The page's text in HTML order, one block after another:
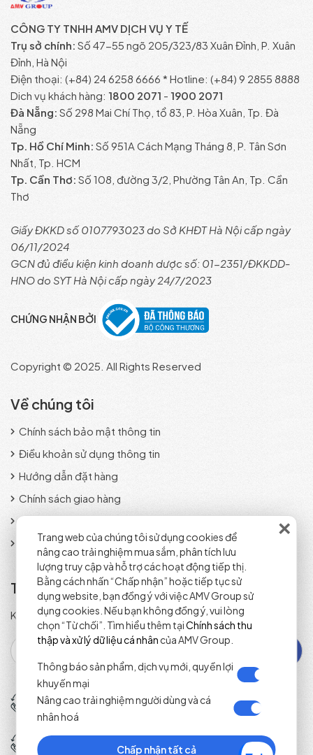
×
Trang web của chúng tôi sử dụng cookies để
nâng cao trải nghiệm mua sắm, phân tích lưu
lượng truy cập và hỗ trợ các hoạt động tiếp thị.
Bằng cách nhấn “Chấp nhận” hoặc tiếp tục sử
dụng website, bạn đồng ý với việc AMV Group sử
dụng cookies. Nếu bạn không đồng ý, vui lòng
chọn “Từ chối”. Tìm hiểu thêm tạiChính sách thu
thập và xử lý dữ liệu cá nhân của AMV Group.
Thông báo sản phẩm, dịch vụ mới, quyền lợi
khuyến mại
Nâng cao trải nghiệm người dùng và cá
nhân hoá
Chấp nhận tất cả
CÔNG TY TNHH AMV DỊCH VỤ Y TẾ
Trụ sở chính: Số 47-55 ngõ 205/323/83 Xuân Đỉnh, P. Xuân
Đỉnh, Hà Nội
Điện thoại: (+84) 24 6258 6666 * Hotline: (+84) 9 2855 8888
Dich vụ khách hàng: 1800 2071 - 1900 2071
Đà Nẵng: Số 298 Mai Chí Thọ, tổ 83, P. Hòa Xuân, Tp. Đà
Nẵng
Tp. Hồ Chí Minh: Số 951A Cách Mạng Tháng 8, P. Tân Sơn
Nhất, Tp. HCM
Tp. Cần Thơ: Số 108, đường 3/2, Phường Tân An, Tp. Cần
Thơ
Giấy ĐKKD số 0107793023 do Sở KHĐT Hà Nội cấp ngày
06/11/2024
GCN đủ điều kiện kinh doanh dược số: 01-2351/ĐKKDD-
HNO do SYT Hà Nội cấp ngày 24/7/2023
CHỨNG NHẬN BỞI
Copyright © 2025. All Rights Reserved
Về chúng tôi
Chính sách bảo mật thông tin
Điều khoản sử dụng thông tin
Hướng dẫn đặt hàng
Chính sách giao hàng
Phương thức thanh toán
Chính sách đổi trả sản phẩm
Tra cứu đơn hàng
Kiểm tra trạng thái đơn hàng nhanh chóng và chính xác.
Tổng đài đặt hàng
(+84) 1800 2071
Tổng đài Dịch vụ y tế
(+84) 1900 2071